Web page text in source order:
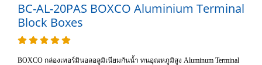
BC-AL-20PAS BOXCO Aluminium Terminal
Block Boxes
BOXCO กล่องเทอร์มินอลอลูมิเนียมกันน้ำ ทนอุณหภูมิสูง Aluminum Terminal